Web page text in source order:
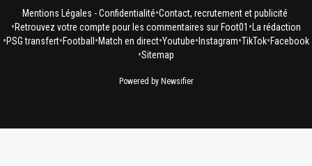
Mentions Légales - Confidentialité•Contact, recrutement et publicité
•Retrouvez votre compte pour les commentaires sur Foot01 • La rédaction
•PSG transfert•Football •Match en direct•Youtube• Instagram•TikTok•Facebook
•Sitemap
Powered by Newsifier